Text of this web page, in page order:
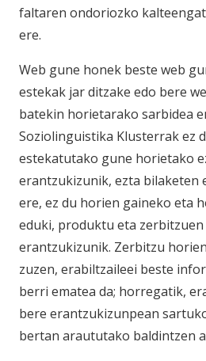
faltaren ondoriozko
ere.
Web gune honek beste web
estekak jar ditzake edo bere
batekin horietarako sarbidea
Soziolinguistika Klusterrak ez
estekatutako gune horietako
erantzukizunik, ezta bilaketen
ere, ez du horien gaineko eta
eduki, produktu eta
erantzukizunik. Zerbitzu
zuzen, erabiltzaileei beste
berri ematea da; horregatik,
bere erantzukizunpean
bertan araututako baldintzen